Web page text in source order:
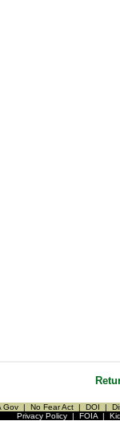
Gov | No Fear Act | DOI |
Privacy Policy| FOIA|